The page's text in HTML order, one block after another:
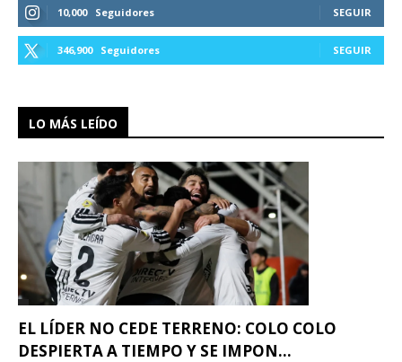
10,000 Seguidores SEGUIR
346,900 Seguidores SEGUIR
LO MÁS LEÍDO
EL LÍDER NO CEDE TERRENO: COLO COLO
DESPIERTA A TIEMPO Y SE IMPON...